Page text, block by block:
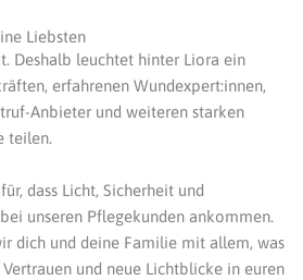
Liebsten
Deshalb leuchtet hinter Liora ein
erfahrenen Wundexpert:innen,
Anbieter und weiteren starken
teilen.
dass Licht, Sicherheit und
unseren Pflegekunden ankommen.
dich und deine Familie mit allem, was
und neue Lichtblicke in euren